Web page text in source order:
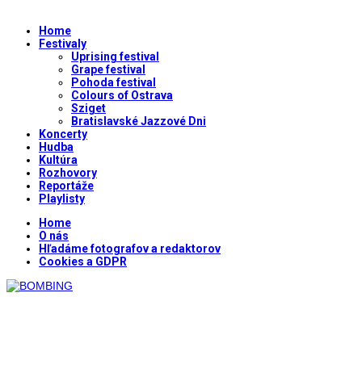
Home
Festivaly
Uprising festival
Grape festival
Pohoda festival
Colours of Ostrava
Sziget
Bratislavské Jazzové Dni
Koncerty
Hudba
Kultúra
Rozhovory
Reportáže
Playlisty
Home
O nás
Hľadáme fotografov a redaktorov
Cookies a GDPR